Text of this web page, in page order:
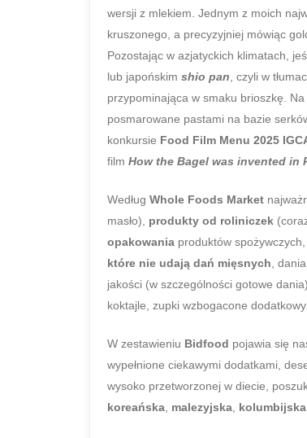
wersji z mlekiem. Jednym z moich
kruszonego, a precyzyjniej mówiąc
Pozostając w azjatyckich klimatach,
lub japońskim shio pan, czyli w
przypominająca w smaku brioszkę.
posmarowane pastami na bazie
konkursie Food Film Menu 2025
film How the Bagel was invented in
Według Whole Foods Market
masło), produkty od roliniczek
opakowania produktów spożywczych,
które nie udają dań mięsnych,
jakości (w szczególności gotowe
koktajle, zupki wzbogacone
W zestawieniu Bidfood pojawia się
wypełnione ciekawymi dodatkami,
wysoko przetworzonej w diecie,
koreańska, malezyjska, kolumbijska